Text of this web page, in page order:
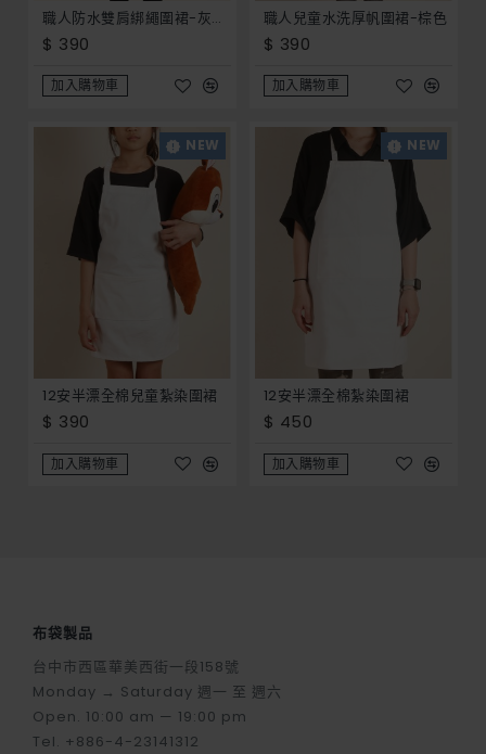
職人防水雙肩綁繩圍裙-灰色 (防潑水) _ 餐飲 園藝 手工藝 客製化圍裙 開店 員工服 制服 工作服
$ 390
加入購物車
職人兒童水洗厚帆圍裙-棕色
$ 390
加入購物車
NEW
12安半漂全棉兒童紮染圍裙
$ 390
加入購物車
NEW
12安半漂全棉紮染圍裙
$ 450
加入購物車
布袋製品
台中市西區華美西街一段158號
Monday → Saturday 週一 至 週六
Open. 10:00 am — 19:00 pm
Tel. +886-4-23141312